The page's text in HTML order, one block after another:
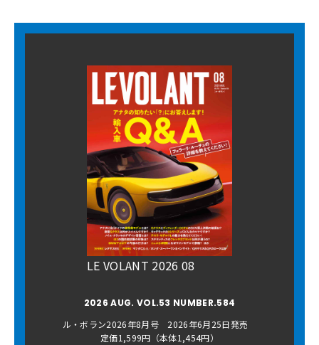
LE VOLANT 2026 08
2026 AUG. VOL.53 NUMBER.584
ル・ボラン2026年8月号 2026年6月25日発売
定価1,599円（本体1,454円）